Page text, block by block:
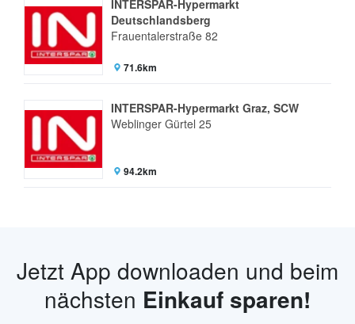
INTERSPAR-Hypermarkt
Deutschlandsberg
Frauentalerstraße 82
71.6km
INTERSPAR-Hypermarkt Graz, SCW
Weblinger Gürtel 25
94.2km
Jetzt App downloaden und beim
nächsten Einkauf sparen!